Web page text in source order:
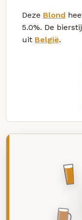
Deze Blond
5.0%. De
uit België.